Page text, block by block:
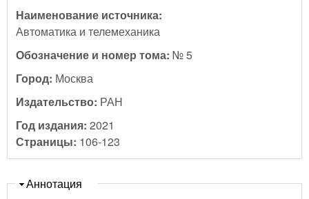
Наименование источника:
Автоматика и телемеханика
Обозначение и номер тома: № 5
Город: Москва
Издательство: РАН
Год издания: 2021
Страницы: 106-123
Скрыть
Аннотация